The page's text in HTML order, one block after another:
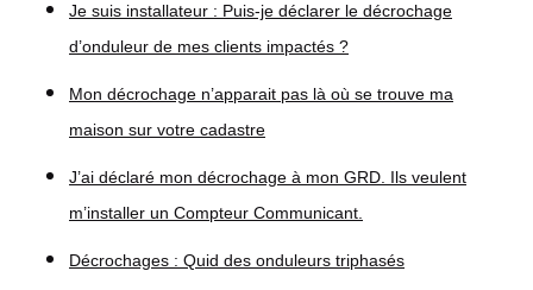
Je suis installateur : Puis-je déclarer le décrochage
d’onduleur de mes clients impactés ?
Mon décrochage n’apparait pas là où se trouve ma
maison sur votre cadastre
J’ai déclaré mon décrochage à mon GRD. Ils veulent
m’installer un Compteur Communicant.
Décrochages : Quid des onduleurs triphasés